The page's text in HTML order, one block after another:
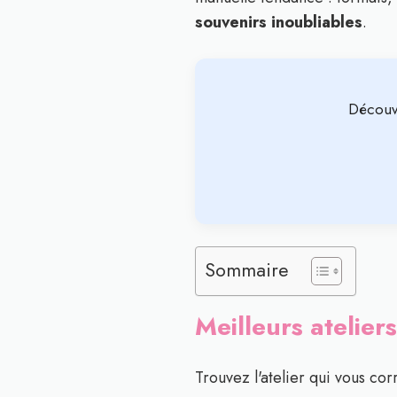
souvenirs inoubliables.
Sommaire
Meilleurs
Trouvez l'atelier qui vous